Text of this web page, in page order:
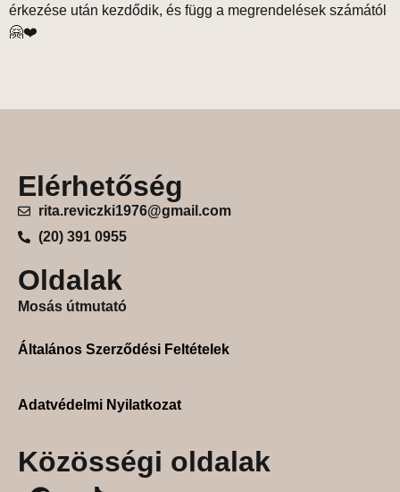
érkezése után kezdődik, és függ a megrendelések számától
🤗❤️
Elérhetőség
rita.reviczki1976@gmail.com
(20) 391 0955
Oldalak
Mosás útmutató
Általános Szerződési Feltételek
Adatvédelmi Nyilatkozat
Közösségi oldalak